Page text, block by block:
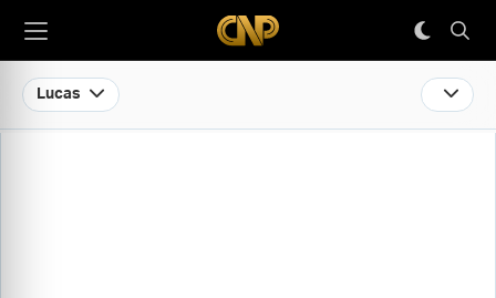
Lucas